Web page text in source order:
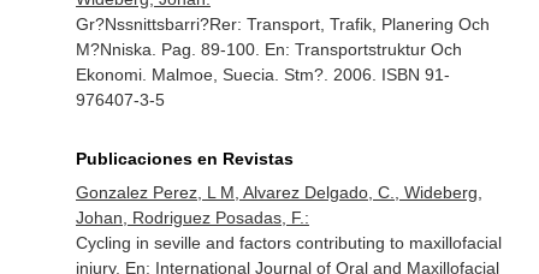
Gr?Nssnittsbarri?Rer: Transport, Trafik, Planering Och
M?Nniska. Pag. 89-100. En: Transportstruktur Och
Ekonomi. Malmoe, Suecia. Stm?. 2006. ISBN 91-
976407-3-5
Publicaciones en Revistas
Gonzalez Perez, L M, Alvarez Delgado, C., Wideberg,
Johan, Rodriguez Posadas, F.:
Cycling in seville and factors contributing to maxillofacial
injury. En: International Journal of Oral and Maxillofacial